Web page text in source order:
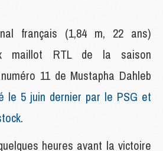
français (1,84 m, 22 ans)
maillot RTL de la saison
11 de Mustapha Dahleb
le 5 juin dernier par le PSG et
.
heures avant la victoire